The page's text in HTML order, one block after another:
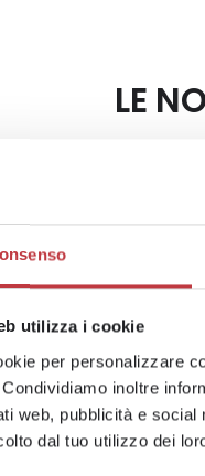
utilizza i cookie
per personalizzare
inoltre
web, pubblicità e
dal tuo utilizzo dei
LE
« industria
di settore, al
segreteria,
service, HR, dei